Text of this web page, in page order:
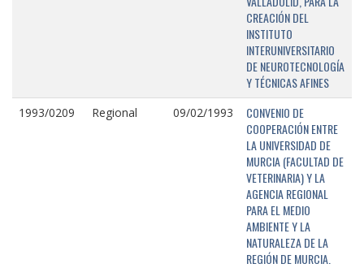
CREACIÓN DEL
INSTITUTO
INTERUNIVERSITARIO
DE NEUROTECNOLOGÍA
Y TÉCNICAS AFINES
1993/0209 Regional 09/02/1993
CONVENIO DE
COOPERACIÓN ENTRE
LA UNIVERSIDAD DE
MURCIA (FACULTAD DE
VETERINARIA) Y LA
AGENCIA REGIONAL
PARA EL MEDIO
AMBIENTE Y LA
NATURALEZA DE LA
REGIÓN DE MURCIA.